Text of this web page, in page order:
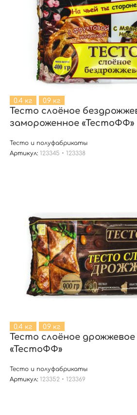
0.4 кг 0.9 кг
Тесто слоёное
замороженное «ТестоФФ»
Тесто и полуфабрикаты
Артикул: 123345 • 123338
0.4 кг 0.9 кг
Тесто слоёное
«ТестоФФ»
Тесто и полуфабрикаты
Артикул: 123352 • 123369